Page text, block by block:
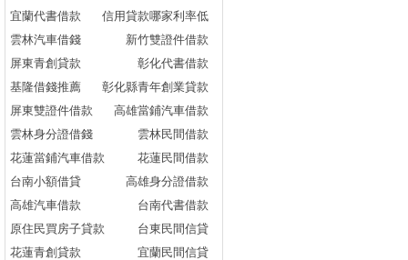
宜蘭代書借款
信用貸款哪家利率低
雲林汽車借錢
新竹雙證件借款
屏東青創貸款
彰化代書借款
基隆借錢推薦
彰化縣青年創業貸款
屏東雙證件借款
高雄當鋪汽車借款
雲林身分證借錢
雲林民間借款
花蓮當鋪汽車借款
花蓮民間借款
台南小額借貸
高雄身分證借款
高雄汽車借款
台南代書借款
原住民買房子貸款
台東民間信貸
花蓮青創貸款
宜蘭民間信貸